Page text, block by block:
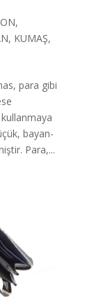
,
, KUMAŞ,
para gibi
kullanmaya
bayan-
Para,...